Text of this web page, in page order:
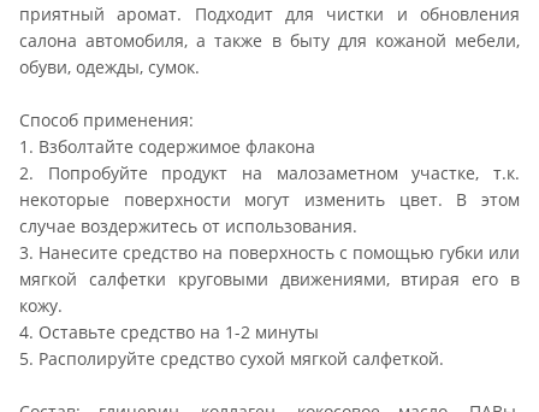
приятный аромат. Подходит для чистки и обновления
салона автомобиля, а также в быту для кожаной мебели,
обуви, одежды, сумок.
Способ применения:
1. Взболтайте содержимое флакона
2. Попробуйте продукт на малозаметном участке, т.к.
некоторые поверхности могут изменить цвет. В этом
случае воздержитесь от использования.
3. Нанесите средство на поверхность с помощью губки или
мягкой салфетки круговыми движениями, втирая его в
кожу.
4. Оставьте средство на 1-2 минуты
5. Располируйте средство сухой мягкой салфеткой.